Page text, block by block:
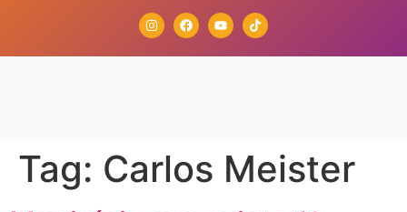
Tag: Carlos Meister